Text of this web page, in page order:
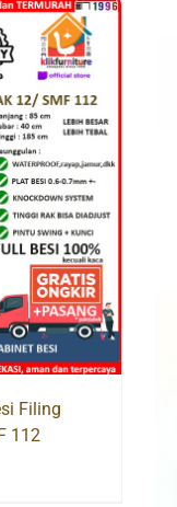
Filing
112